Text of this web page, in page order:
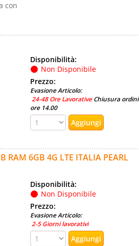
con
Disponibilità:
Non Disponibile
Prezzo:
Evasione Articolo:
24-48 Ore Lavorative Chiusura ordini
ore 14.00
RAM 6GB 4G LTE ITALIA PEARL
Disponibilità:
Non Disponibile
Prezzo:
Evasione Articolo:
2-5 Giorni lavorativi